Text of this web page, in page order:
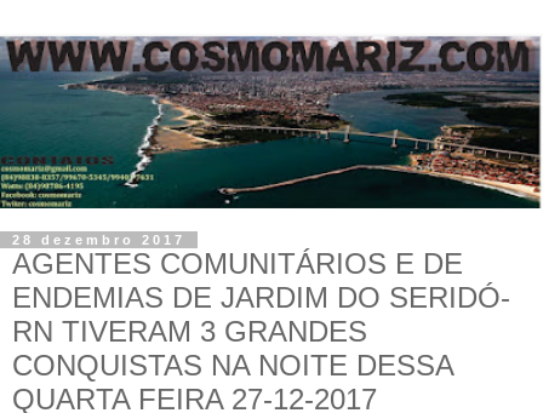
28 dezembro 2017
AGENTES COMUNITÁRIOS E DE
ENDEMIAS DE JARDIM DO SERIDÓ-
RN TIVERAM 3 GRANDES
CONQUISTAS NA NOITE DESSA
QUARTA FEIRA 27-12-2017